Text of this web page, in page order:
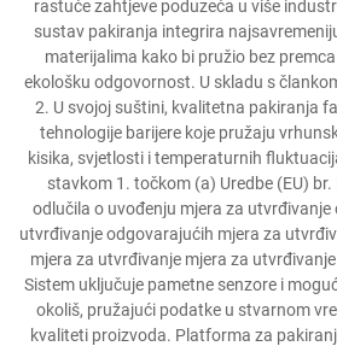
rastuće zahtjeve poduzeća u više
sustav pakiranja integrira
materijalima kako bi pružio bez
ekološku odgovornost. U skladu s
2. U svojoj suštini, kvalitetna pakiranja
tehnologije barijere koje pružaju
kisika, svjetlosti i temperaturnih
stavkom 1. točkom (a) Uredbe (EU)
odlučila o uvođenju mjera za
utvrđivanje odgovarajućih mjera za
mjera za utvrđivanje mjera za
Sistem uključuje pametne senzore i
okoliš, pružajući podatke u stvarnom
kvaliteti proizvoda. Platforma za